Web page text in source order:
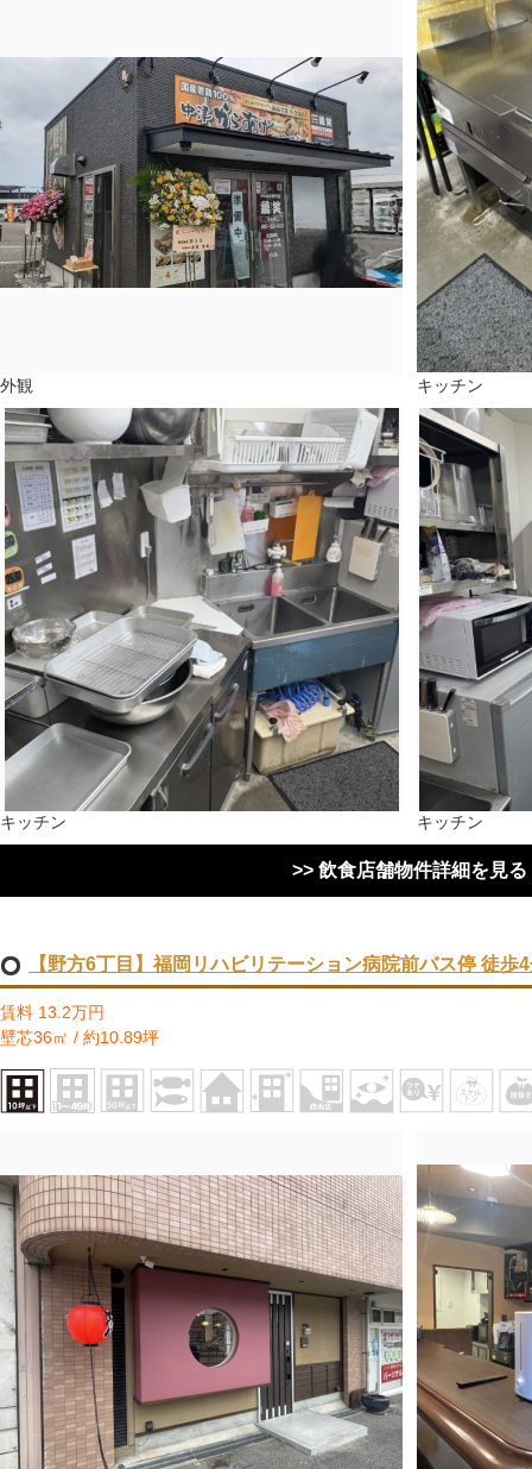
外観 キッチン
キッチン キッチン
>> 飲食店舗物件詳細を見る
【野方6丁目】福岡リハビリテーション病院前バス停 徒
賃料 13.2万円
壁芯36㎡ / 約10.89坪